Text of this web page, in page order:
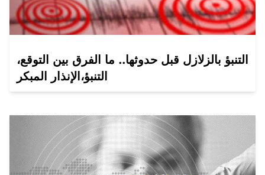
التنبؤ بالزلازل قبل حدوثها.. ما الفرق بين التوقع،
التنبؤ،الإنذار المبكر